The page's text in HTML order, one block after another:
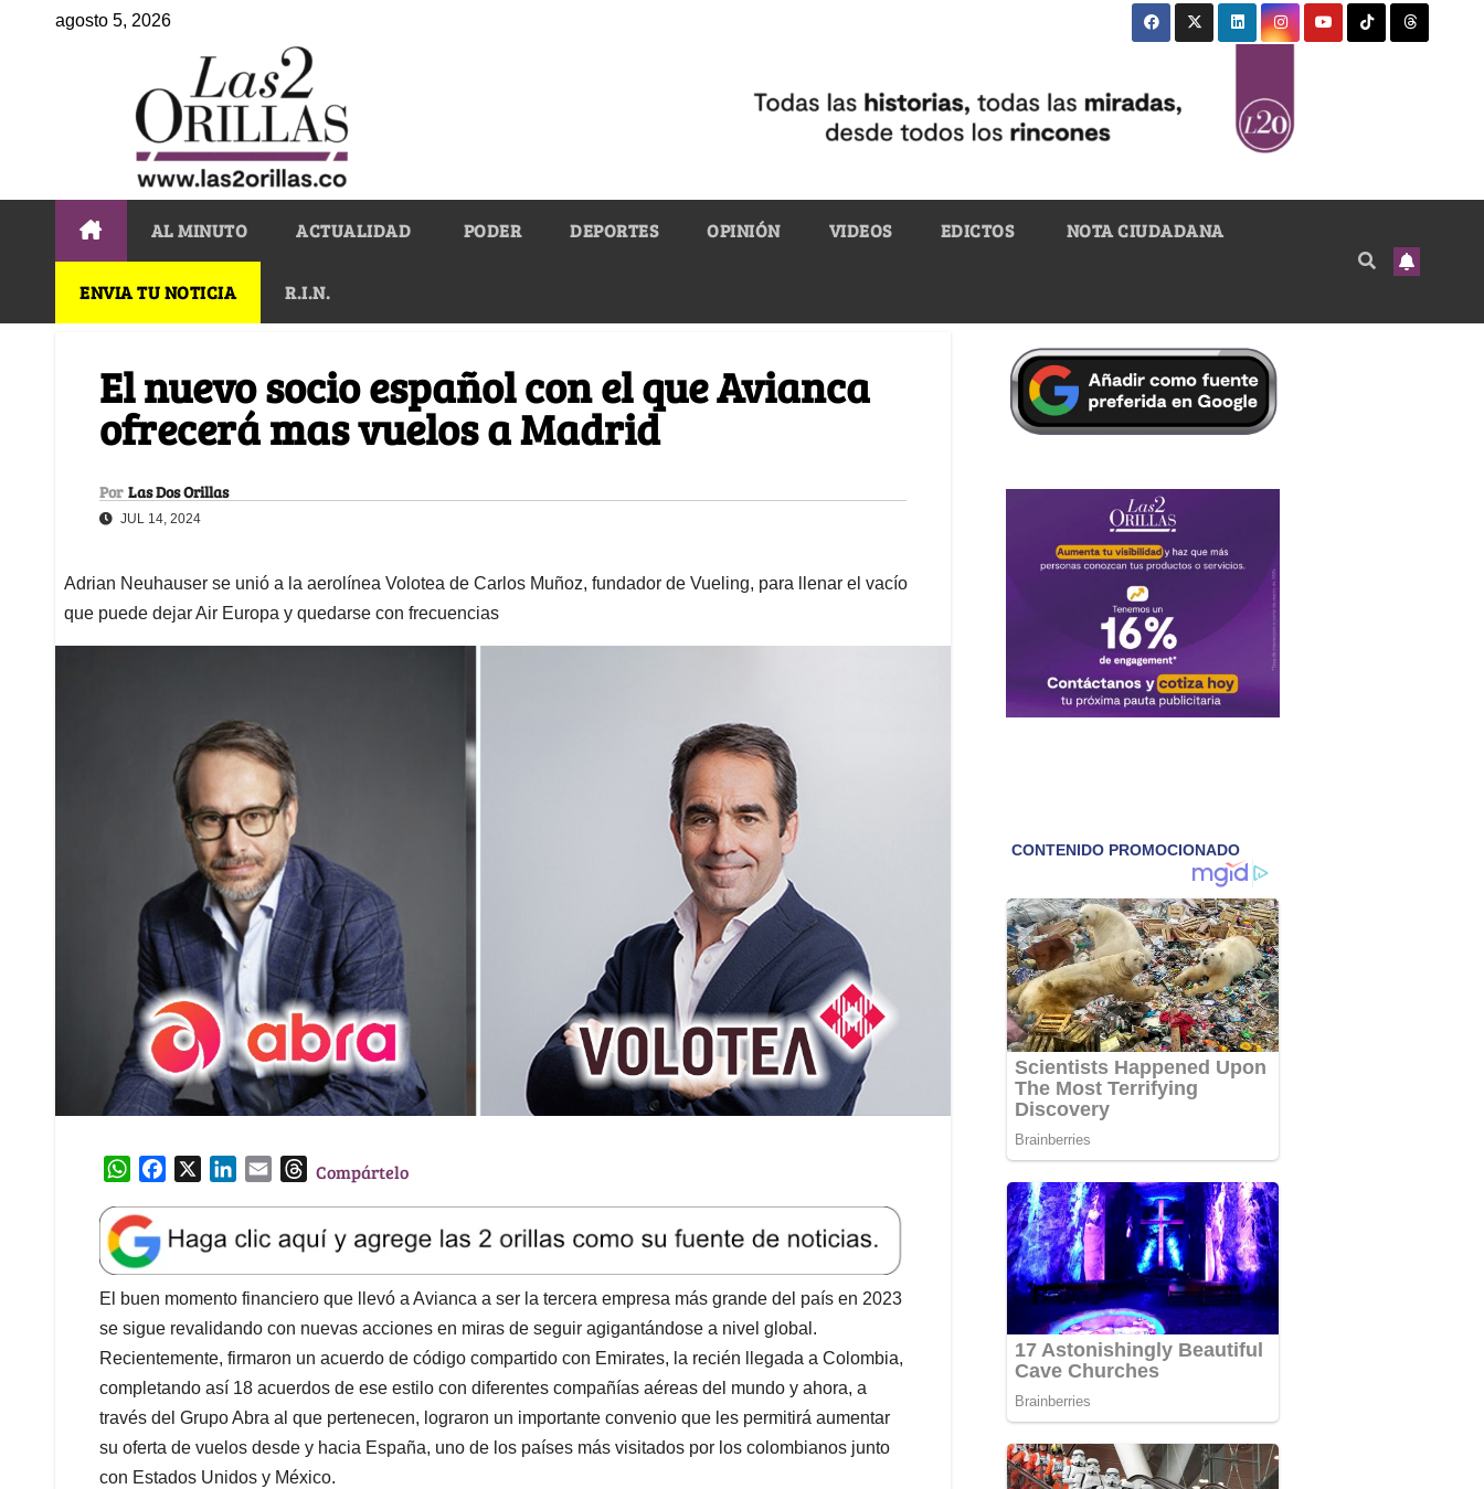
agosto 5, 2026
AL MINUTO ACTUALIDAD PODER DEPORTES OPINIÓN VIDEOS EDICTOS NOTA CIUDADANA
ENVIA TU NOTICIA R.I.N.
El nuevo socio español con el que Avianca
ofrecerá mas vuelos a Madrid
Por Las Dos Orillas
JUL 14, 2024
Adrian Neuhauser se unió a la aerolínea Volotea de Carlos Muñoz, fundador de Vueling, para llenar el vacío
que puede dejar Air Europa y quedarse con frecuencias
W
a
t
s
A
p
p
e
b
o
o
k
k
e
d
I
n
l
T
e
a
d
s
Compártelo
El buen momento financiero que llevó a Avianca a ser la tercera empresa más grande del país en 2023
se sigue revalidando con nuevas acciones en miras de seguir agigantándose a nivel global.
Recientemente, firmaron un acuerdo de código compartido con Emirates, la recién llegada a Colombia,
completando así 18 acuerdos de ese estilo con diferentes compañías aéreas del mundo y ahora, a
través del Grupo Abra al que pertenecen, lograron un importante convenio que les permitirá aumentar
su oferta de vuelos desde y hacia España, uno de los países más visitados por los colombianos junto
con Estados Unidos y México.